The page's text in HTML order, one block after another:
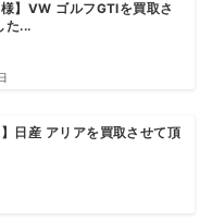
様】VW ゴルフGTIを買取さ
た...
】日産 アリアを買取させて頂